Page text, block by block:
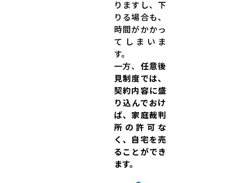
りますし、下
りる場合も、
時間がかかっ
てしまいま
す。
一方、 任意後
見制度では、
契約内容に盛
り込んでおけ
ば、家庭裁判
所の許可な
く、自宅を売
ることができ
ます。